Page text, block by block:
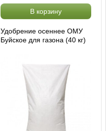
В корзину
Удобрение осеннее ОМУ
Буйское для газона (40 кг)